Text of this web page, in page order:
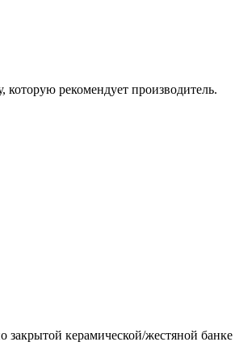
которую рекомендует производитель.
закрытой керамической/жестяной